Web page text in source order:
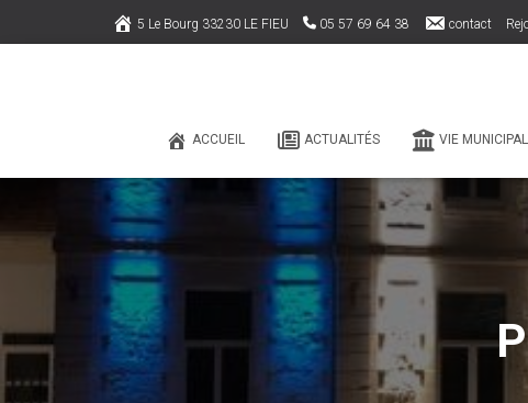
5 Le Bourg 33230 LE FIEU 05 57 69 64 38 contact
ACCUEIL ACTUALITÉS VIE